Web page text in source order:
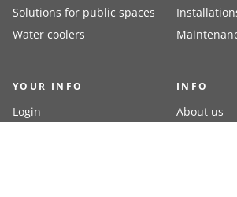
Solutions for public spaces
Water coolers
YOUR INFO
Login
INFO
About us